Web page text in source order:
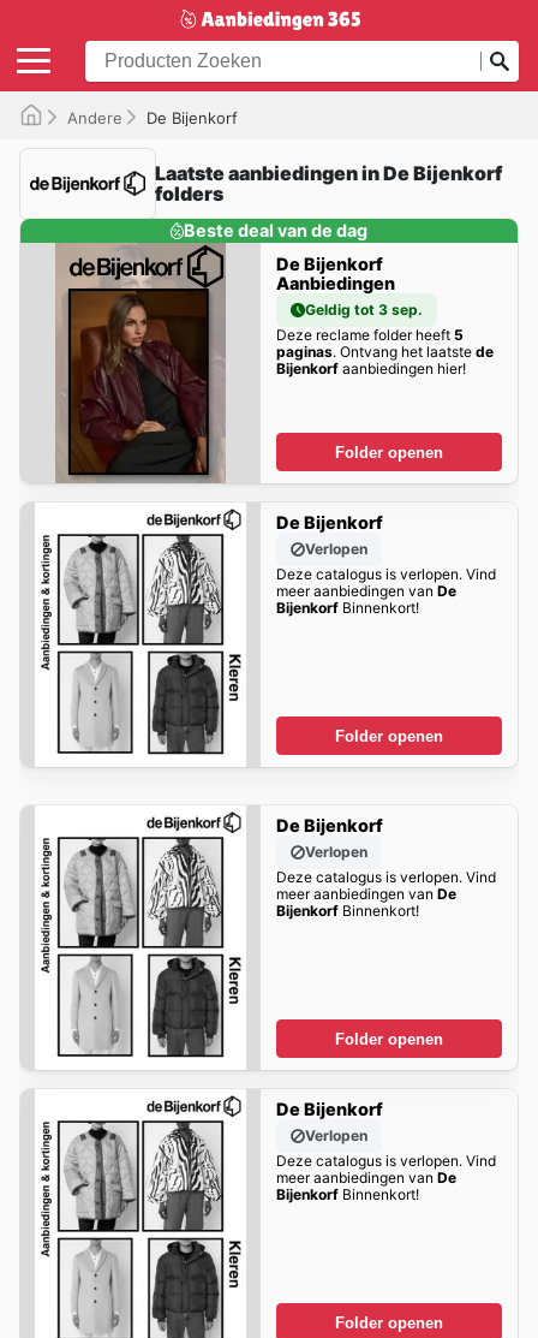
Andere De Bijenkorf
Laatste aanbiedingen in De Bijenkorf
folders
Beste deal van de dag
De Bijenkorf
Aanbiedingen
Geldig tot 3 sep.
Deze reclame folder heeft 5
paginas. Ontvang het laatste de
Bijenkorfaanbiedingen hier!
Folder openen
De Bijenkorf
Verlopen
Deze catalogus is verlopen. Vind
meer aanbiedingen van De
BijenkorfBinnenkort!
Folder openen
De Bijenkorf
Verlopen
Deze catalogus is verlopen. Vind
meer aanbiedingen van De
BijenkorfBinnenkort!
Folder openen
De Bijenkorf
Verlopen
Deze catalogus is verlopen. Vind
meer aanbiedingen van De
BijenkorfBinnenkort!
Folder openen